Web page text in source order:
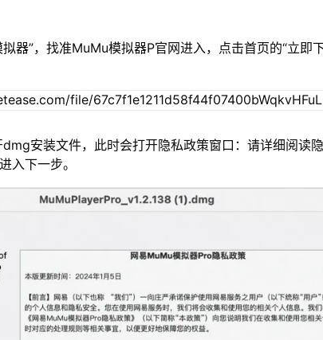
器”，找准MuMu模拟器P官网进入，点击首页的“立即
安装文件，此时会打开隐私政策窗口：请详细阅读
入下一步。